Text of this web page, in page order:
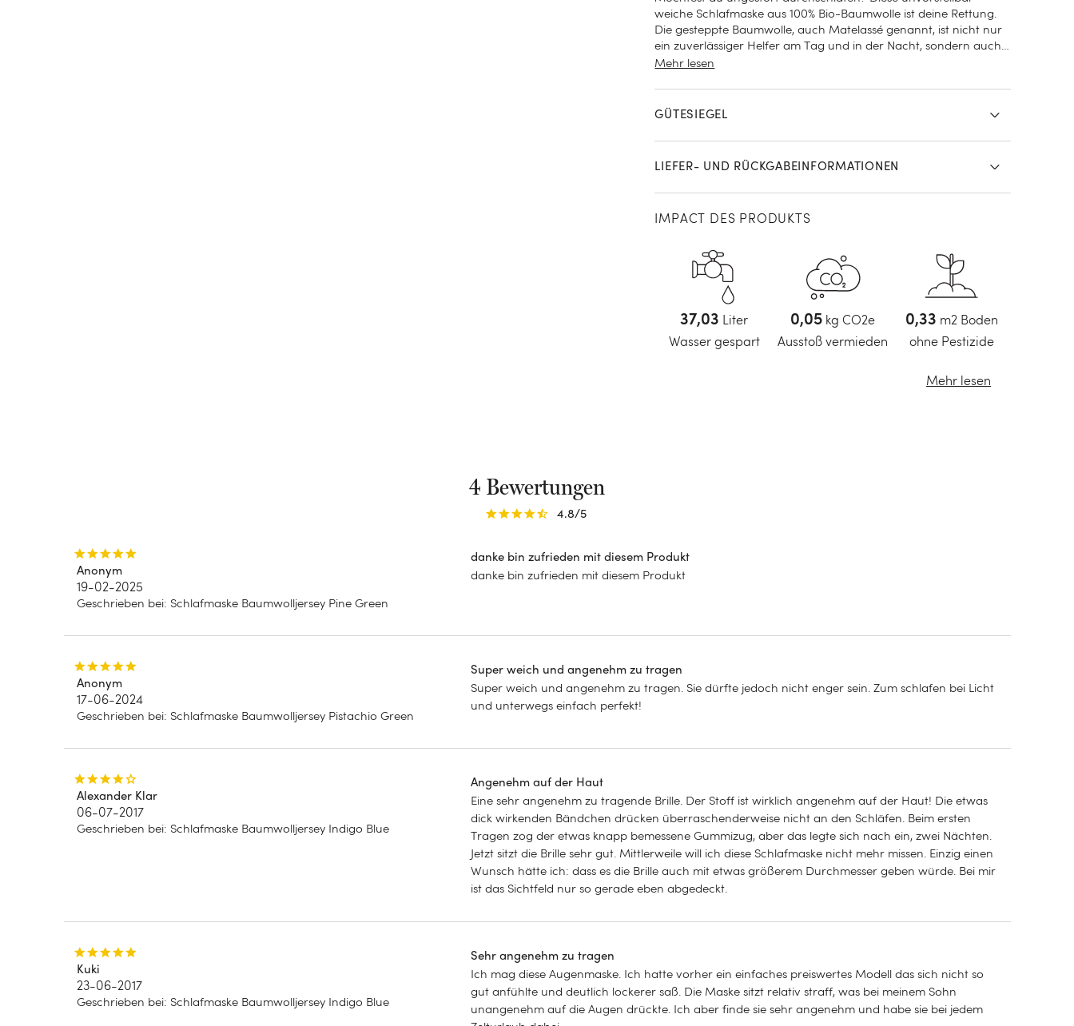
weiche Schlafmaske aus 100% Bio-Baumwolle ist deine Rettung.
Die gesteppte Baumwolle, auch Matelassé genannt, ist nicht nur
ein zuverlässiger Helfer am Tag und in der Nacht, sondern auch
hübsch anzusehen – hier im traumhaft schönen Farbton
Mehr lesen
GÜTESIEGEL
LIEFER- UND RÜCKGABEINFORMATIONEN
IMPACT DES PRODUKTS
37,03 Liter
Wasser gespart
0,05 kg CO2e
Ausstoß vermieden
0,33 m2 Boden
ohne Pestizide
Mehr lesen
4 Bewertungen
4.8/5
Anonym
19-02-2025
Geschrieben bei: Schlafmaske Baumwolljersey Pine Green
danke bin zufrieden mit diesem Produkt
danke bin zufrieden mit diesem Produkt
Anonym
17-06-2024
Geschrieben bei: Schlafmaske Baumwolljersey Pistachio Green
Super weich und angenehm zu tragen
Super weich und angenehm zu tragen. Sie dürfte jedoch nicht enger sein. Zum schlafen bei Licht
und unterwegs einfach perfekt!
Alexander Klar
06-07-2017
Geschrieben bei: Schlafmaske Baumwolljersey Indigo Blue
Angenehm auf der Haut
Eine sehr angenehm zu tragende Brille. Der Stoff ist wirklich angenehm auf der Haut! Die etwas
dick wirkenden Bändchen drücken überraschenderweise nicht an den Schläfen. Beim ersten
Tragen zog der etwas knapp bemessene Gummizug, aber das legte sich nach ein, zwei Nächten.
Jetzt sitzt die Brille sehr gut. Mittlerweile will ich diese Schlafmaske nicht mehr missen. Einzig einen
Wunsch hätte ich: dass es die Brille auch mit etwas größerem Durchmesser geben würde. Bei mir
ist das Sichtfeld nur so gerade eben abgedeckt.
Kuki
23-06-2017
Geschrieben bei: Schlafmaske Baumwolljersey Indigo Blue
Sehr angenehm zu tragen
Ich mag diese Augenmaske. Ich hatte vorher ein einfaches preiswertes Modell das sich nicht so
gut anfühlte und deutlich lockerer saß. Die Maske sitzt relativ straff, was bei meinem Sohn
unangenehm auf die Augen drückte. Ich aber finde sie sehr angenehm und habe sie bei jedem